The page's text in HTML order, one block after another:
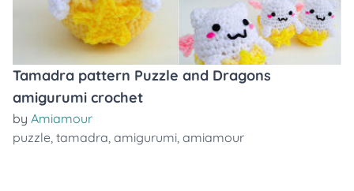
Tamadra pattern Puzzle and Dragons
amigurumi crochet
by Amiamour
puzzle, tamadra, amigurumi, amiamour